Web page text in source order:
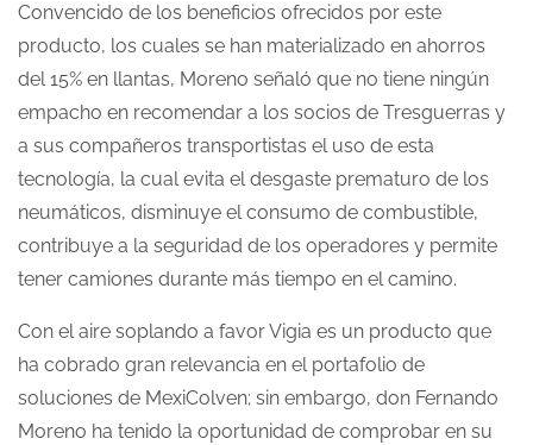
Convencido de los beneficios ofrecidos por este
producto, los cuales se han materializado en ahorros
del 15% en llantas, Moreno señaló que no tiene ningún
empacho en recomendar a los socios de Tresguerras y
a sus compañeros transportistas el uso de esta
tecnología, la cual evita el desgaste prematuro de los
neumáticos, disminuye el consumo de combustible,
contribuye a la seguridad de los operadores y permite
tener camiones durante más tiempo en el camino.
Con el aire soplando a favor Vigia es un producto que
ha cobrado gran relevancia en el portafolio de
soluciones de MexiColven; sin embargo, don Fernando
Moreno ha tenido la oportunidad de comprobar en su